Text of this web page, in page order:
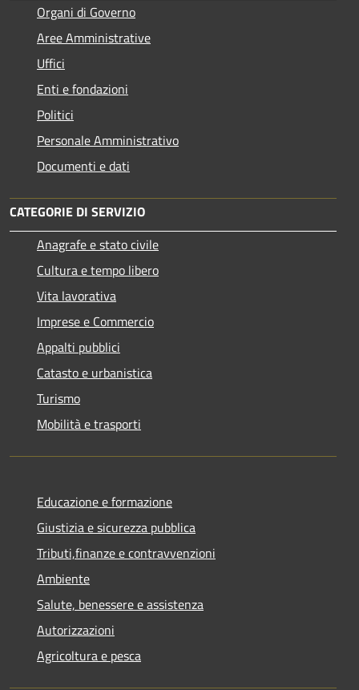
Organi di Governo
Aree Amministrative
Uffici
Enti e fondazioni
Politici
Personale Amministrativo
Documenti e dati
CATEGORIE DI SERVIZIO
Anagrafe e stato civile
Cultura e tempo libero
Vita lavorativa
Imprese e Commercio
Appalti pubblici
Catasto e urbanistica
Turismo
Mobilità e trasporti
Educazione e formazione
Giustizia e sicurezza pubblica
Tributi,finanze e contravvenzioni
Ambiente
Salute, benessere e assistenza
Autorizzazioni
Agricoltura e pesca